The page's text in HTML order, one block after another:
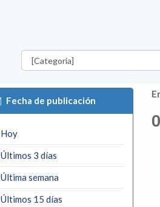
Categorías
Fecha de publicación
Hoy
Últimos 3 días
Última semana
Últimos 15 días